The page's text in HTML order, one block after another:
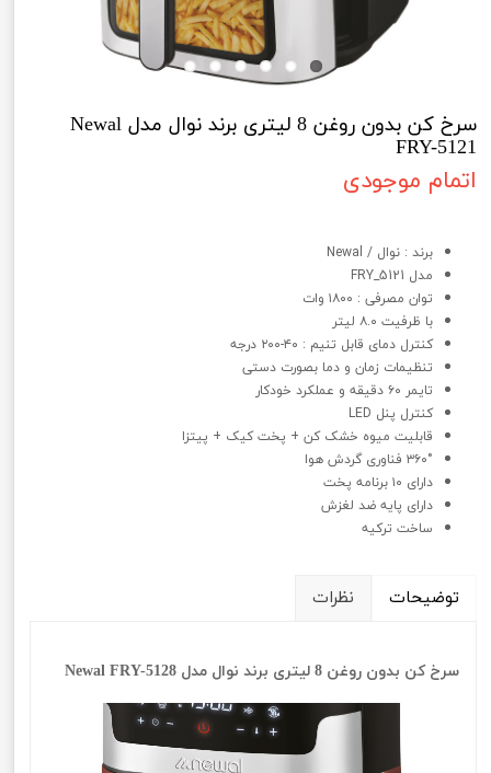
سرخ کن بدون روغن 8 لیتری برند نوال مدل Newal
FRY-5121
اتمام موجودی
برند : نوال / Newal
مدل FRY_5121
توان مصرفی : ۱۸۰۰ وات
با ظرفیت ۸.۰ لیتر
کنترل دمای قابل تنیم : ۴۰-۲۰۰ درجه
تنظیمات زمان و دما بصورت دستی
تایمر ۶۰ دقیقه و عملکرد خودکار
کنترل پنل LED
قابلیت میوه خشک کن + پخت کیک + پیتزا
۳۶۰° فناوری گردش هوا
دارای ۱۰ برنامه پخت
دارای پایه ضد لغزش
ساخت ترکیه
توضیحات نظرات
سرخ کن بدون روغن 8 لیتری برند نوال مدل Newal FRY-5128